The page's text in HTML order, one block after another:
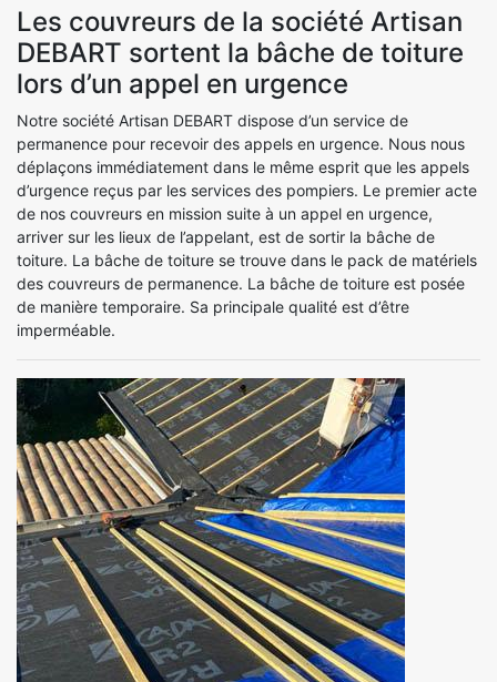
Les couvreurs de la société Artisan
DEBART sortent la bâche de toiture
lors d’un appel en urgence
Notre société Artisan DEBART dispose d’un service de
permanence pour recevoir des appels en urgence. Nous nous
déplaçons immédiatement dans le même esprit que les appels
d’urgence reçus par les services des pompiers. Le premier acte
de nos couvreurs en mission suite à un appel en urgence,
arriver sur les lieux de l’appelant, est de sortir la bâche de
toiture. La bâche de toiture se trouve dans le pack de matériels
des couvreurs de permanence. La bâche de toiture est posée
de manière temporaire. Sa principale qualité est d’être
imperméable.